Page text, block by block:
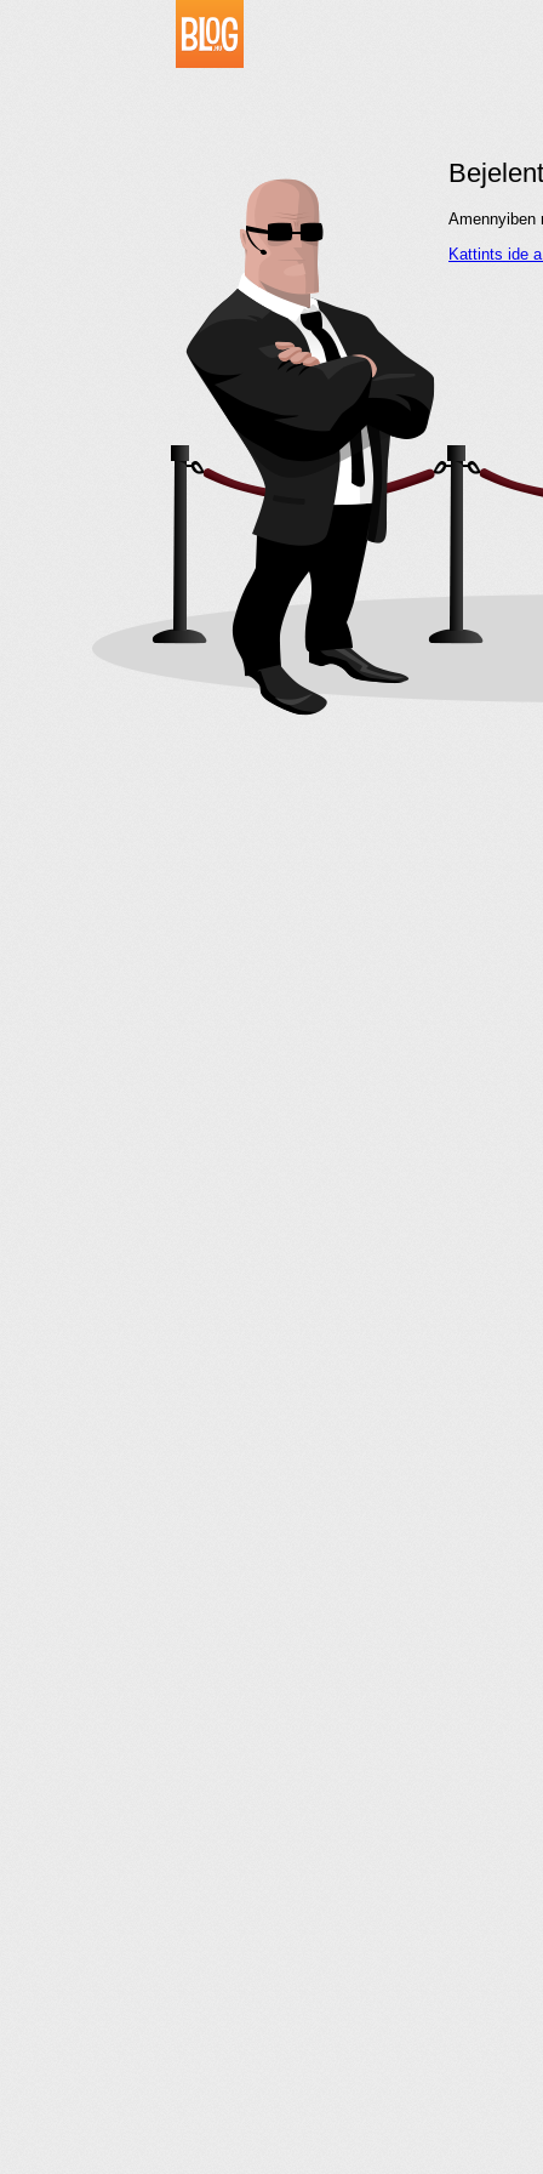
Amennyiben
Kattints ide